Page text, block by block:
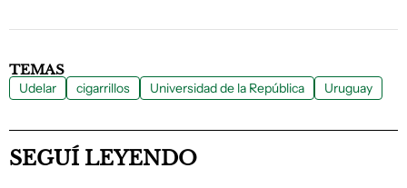
TEMAS
Udelar cigarrillos Universidad de la República Uruguay
SEGUÍ LEYENDO